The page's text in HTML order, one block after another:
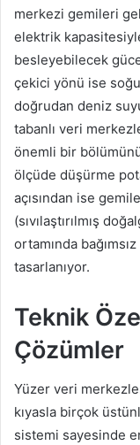
merkezi gemileri
elektrik
besleyebilecek
çekici yönü ise
doğrudan deniz
tabanlı veri
önemli bir
ölçüde düşürme
açısından ise
(sıvılaştırılmış
ortamında
tasarlanıyor.
Teknik
Çözümler
Yüzer veri
kıyasla birçok
sistemi sayesinde